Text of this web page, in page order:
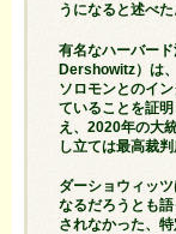
うになると述べた
有名なハーバー
Dershowitz）は
ソロモンとのイ
ていることを証
え、2020年の大
し立ては最高裁
ダーショウィッ
なるだろうとも
されなかった、